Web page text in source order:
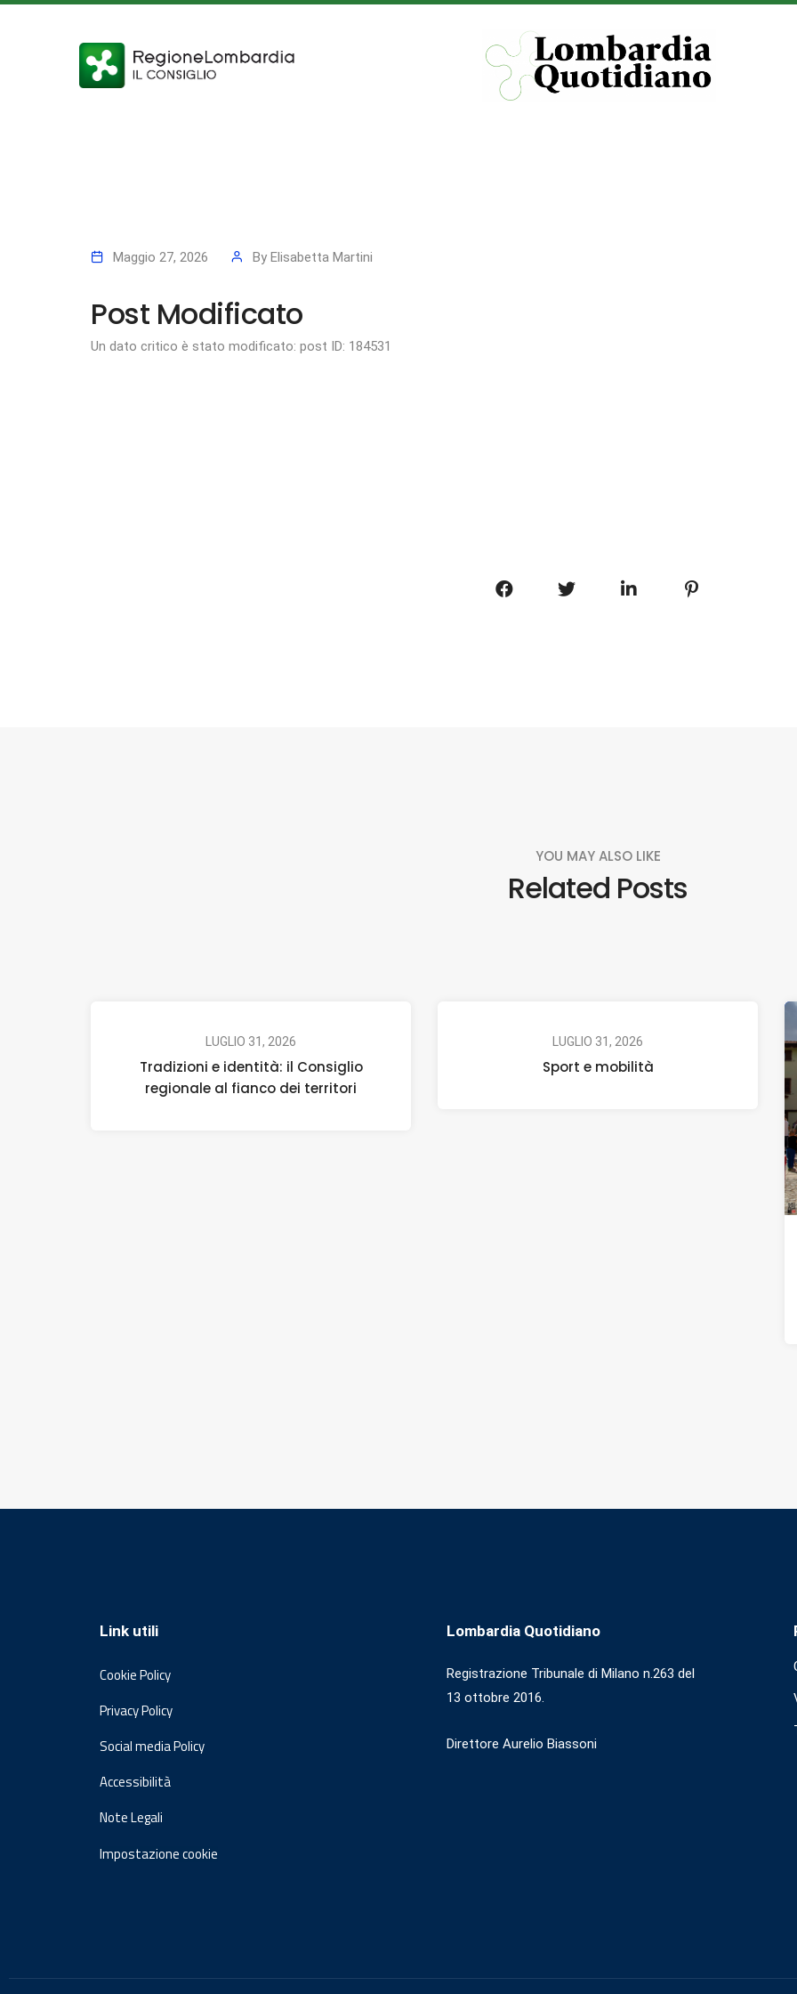
Maggio 27, 2026 By Elisabetta Martini
Post Modificato
Un dato critico è stato modificato: post ID: 184531
YOU MAY ALSO LIKE
Related Posts
LUGLIO 31, 2026
Tradizioni e identità: il Consiglio
regionale al fianco dei territori
LUGLIO 31, 2026
Sport e mobilità
Link utili
Cookie Policy
Privacy Policy
Social media Policy
Accessibilità
Note Legali
Impostazione cookie
Lombardia Quotidiano
Registrazione Tribunale di Milano n.263 del
13 ottobre 2016.
Direttore Aurelio Biassoni